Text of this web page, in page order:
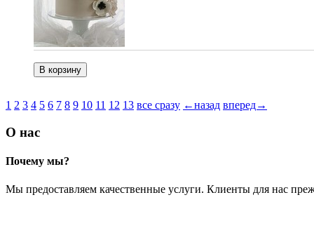
1 2 3 4 5 6 7 8 9 10 11 12 13 все сразу ←назад вперед→
О нас
Почему мы?
Мы предоставляем качественные услуги. Клиенты для нас